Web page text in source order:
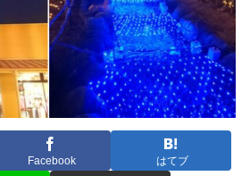
Facebook はてブ